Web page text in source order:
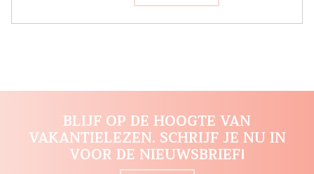
BLIJF OP DE HOOGTE VAN
VAKANTIELEZEN. SCHRIJF JE NU IN
VOOR DE NIEUWSBRIEF!